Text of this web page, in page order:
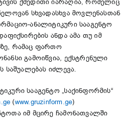
ქმედითი იარაღია, რომელიც
სხვადასხვა მოვლენასთან
ანალიტიკური სააგენტო
ანდა ამა თუ იმ
რამაც ფართო
გამოიწვია, ექსტრენული
საშუალებას იძლევა.
სააგენტო „საქინფორმის“
(www.gruzinform.ge)
იმ მცირე ჩამონათვალში